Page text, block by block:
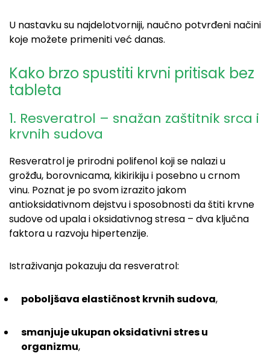
U nastavku su najdelotvorniji, naučno potvrđeni načini
koje možete primeniti već danas.
Kako brzo spustiti krvni pritisak bez
tableta
1. Resveratrol – snažan zaštitnik srca i
krvnih sudova
Resveratrol je prirodni polifenol koji se nalazi u
grožđu, borovnicama, kikirikiju i posebno u crnom
vinu. Poznat je po svom izrazito jakom
antioksidativnom dejstvu i sposobnosti da štiti krvne
sudove od upala i oksidativnog stresa – dva ključna
faktora u razvoju hipertenzije.
Istraživanja pokazuju da resveratrol:
poboljšava elastičnost krvnih sudova,
smanjuje ukupan oksidativni stres u
organizmu,